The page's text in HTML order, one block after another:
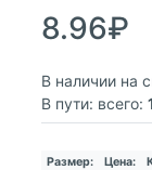
8.96₽
В наличии на
В пути: всего:
Размер: Цена: